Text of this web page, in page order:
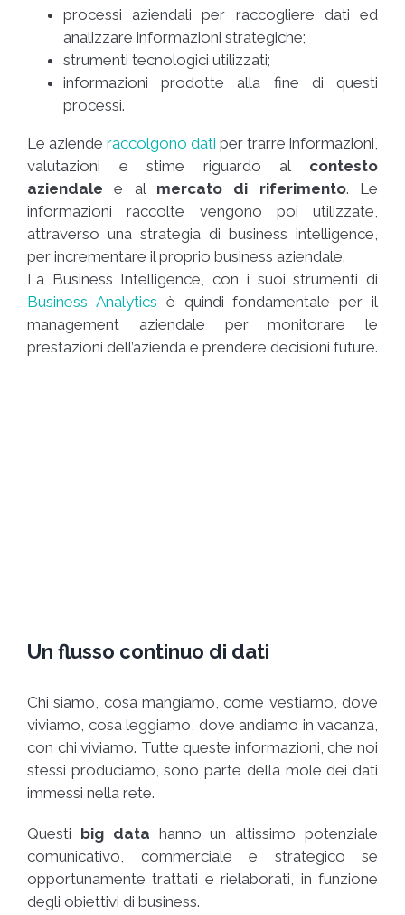
processi aziendali per raccogliere dati ed
analizzare informazioni strategiche;
strumenti tecnologici utilizzati;
informazioni prodotte alla fine di questi
processi.
Le aziende raccolgono dati per trarre informazioni,
valutazioni e stime riguardo al contesto
aziendale e al mercato di riferimento. Le
informazioni raccolte vengono poi utilizzate,
attraverso una strategia di business intelligence,
per incrementare il proprio business aziendale.
La Business Intelligence, con i suoi strumenti di
Business Analytics è quindi fondamentale per il
management aziendale per monitorare le
prestazioni dell’azienda e prendere decisioni future.
Un flusso continuo di dati
Chi siamo, cosa mangiamo, come vestiamo, dove
viviamo, cosa leggiamo, dove andiamo in vacanza,
con chi viviamo. Tutte queste informazioni, che noi
stessi produciamo, sono parte della mole dei dati
immessi nella rete.
Questi big data hanno un altissimo potenziale
comunicativo, commerciale e strategico se
opportunamente trattati e rielaborati, in funzione
degli obiettivi di business.